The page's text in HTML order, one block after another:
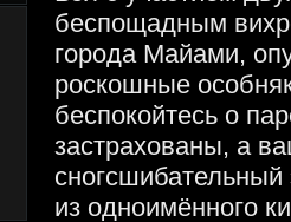
беспощадным
города Майами,
роскошные
беспокойтесь о
застрахованы, а
из одноимённого